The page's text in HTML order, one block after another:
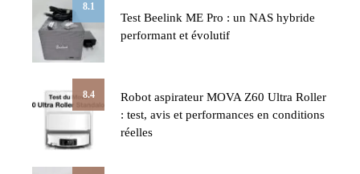
8.1
Test Beelink ME Pro : un NAS hybride
performant et évolutif
8.4
Robot aspirateur MOVA Z60 Ultra Roller
: test, avis et performances en conditions
réelles